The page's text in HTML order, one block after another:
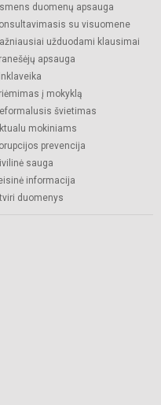
duomenų apsauga
su visuomene
užduodami klausimai
apsauga
į mokyklą
švietimas
mokiniams
prevencija
sauga
informacija
duomenys